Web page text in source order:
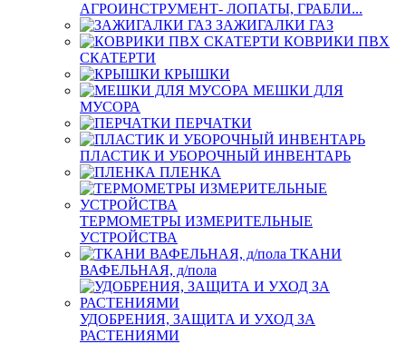
АГРОИНСТРУМЕНТ- ЛОПАТЫ, ГРАБЛИ...
ЗАЖИГАЛКИ ГАЗ
КОВРИКИ ПВХ
СКАТЕРТИ
КРЫШКИ
МЕШКИ ДЛЯ
МУСОРА
ПЕРЧАТКИ
ПЛАСТИК И УБОРОЧНЫЙ ИНВЕНТАРЬ
ПЛЕНКА
ТЕРМОМЕТРЫ ИЗМЕРИТЕЛЬНЫЕ
УСТРОЙСТВА
ТКАНИ
ВАФЕЛЬНАЯ, д/пола
УДОБРЕНИЯ, ЗАЩИТА И УХОД ЗА
РАСТЕНИЯМИ